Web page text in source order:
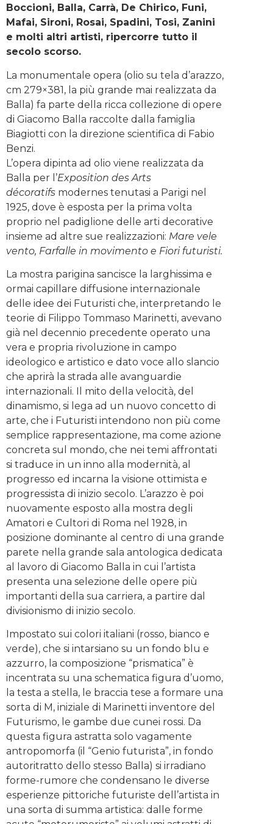
Boccioni, Balla, Carrà, De Chirico, Funi,
Mafai, Sironi, Rosai, Spadini, Tosi, Zanini
e molti altri artisti, ripercorre tutto il
secolo scorso.
La monumentale opera (olio su tela d’arazzo,
cm 279×381, la più grande mai realizzata da
Balla) fa parte della ricca collezione di opere
di Giacomo Balla raccolte dalla famiglia
Biagiotti con la direzione scientifica di Fabio
Benzi.
L’opera dipinta ad olio viene realizzata da
Balla per l’Exposition des Arts
décoratifs modernes tenutasi a Parigi nel
1925, dove è esposta per la prima volta
proprio nel padiglione delle arti decorative
insieme ad altre sue realizzazioni: Mare vele
vento, Farfalle in movimento e Fiori futuristi.
La mostra parigina sancisce la larghissima e
ormai capillare diffusione internazionale
delle idee dei Futuristi che, interpretando le
teorie di Filippo Tommaso Marinetti, avevano
già nel decennio precedente operato una
vera e propria rivoluzione in campo
ideologico e artistico e dato voce allo slancio
che aprirà la strada alle avanguardie
internazionali. Il mito della velocità, del
dinamismo, si lega ad un nuovo concetto di
arte, che i Futuristi intendono non più come
semplice rappresentazione, ma come azione
concreta sul mondo, che nei temi affrontati
si traduce in un inno alla modernità, al
progresso ed incarna la visione ottimista e
progressista di inizio secolo. L’arazzo è poi
nuovamente esposto alla mostra degli
Amatori e Cultori di Roma nel 1928, in
posizione dominante al centro di una grande
parete nella grande sala antologica dedicata
al lavoro di Giacomo Balla in cui l’artista
presenta una selezione delle opere più
importanti della sua carriera, a partire dal
divisionismo di inizio secolo.
Impostato sui colori italiani (rosso, bianco e
verde), che si intarsiano su un fondo blu e
azzurro, la composizione “prismatica” è
incentrata su una schematica figura d’uomo,
la testa a stella, le braccia tese a formare una
sorta di M, iniziale di Marinetti inventore del
Futurismo, le gambe due cunei rossi. Da
questa figura astratta solo vagamente
antropomorfa (il “Genio futurista”, in fondo
autoritratto dello stesso Balla) si irradiano
forme-rumore che condensano le diverse
esperienze pittoriche futuriste dell’artista in
una sorta di summa artistica: dalle forme